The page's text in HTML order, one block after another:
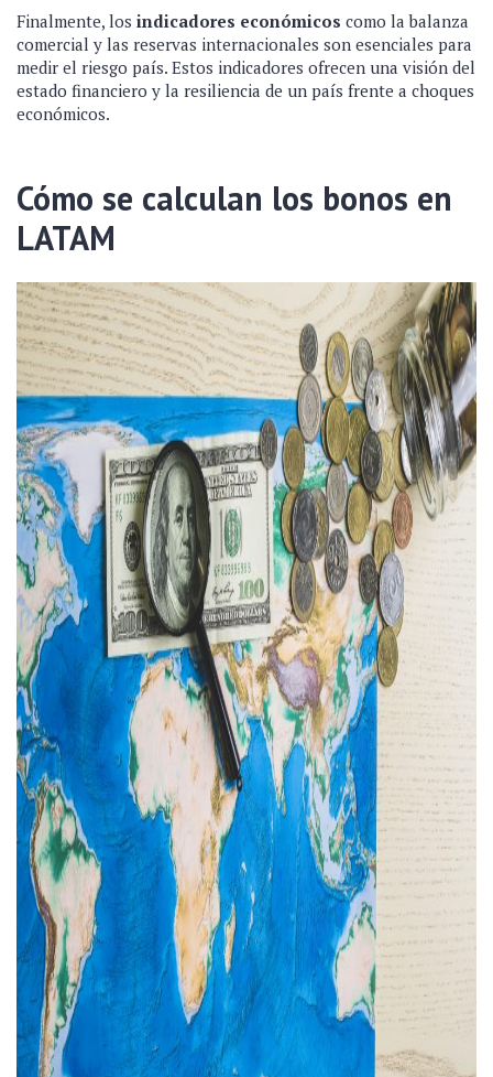
Finalmente, los indicadores económicos como la balanza
comercial y las reservas internacionales son esenciales para
medir el riesgo país. Estos indicadores ofrecen una visión del
estado financiero y la resiliencia de un país frente a choques
económicos.
Cómo se calculan los bonos en
LATAM